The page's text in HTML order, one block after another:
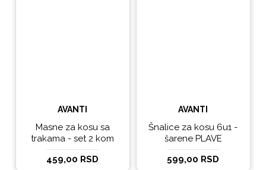
AVANTI
Masne za kosu sa
trakama - set 2 kom
459,00 RSD
AVANTI
Šnalice za kosu 6u1 -
šarene PLAVE
599,00 RSD